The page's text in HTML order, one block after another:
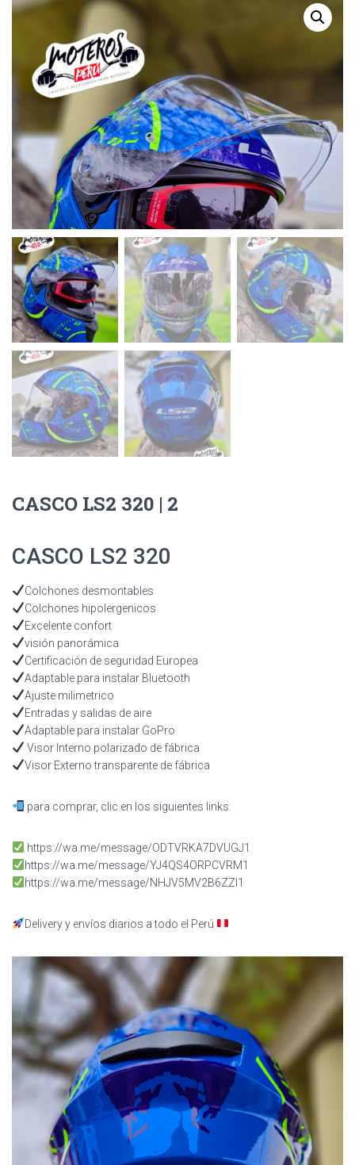
CASCO LS2 320 | 2
CASCO LS2 320
Colchones desmontables
Colchones hipolergenicos
Excelente confort
visión panorámica
Certificación de seguridad Europea
Adaptable para instalar Bluetooth
Ajuste milimetrico
Entradas y salidas de aire
Adaptable para instalar GoPro
Visor Interno polarizado de fábrica
Visor Externo transparente de fábrica
para comprar, clic en los siguientes links:
https://wa.me/message/ODTVRKA7DVUGJ1
https://wa.me/message/YJ4QS4ORPCVRM1
https://wa.me/message/NHJV5MV2B6ZZI1
Delivery y envíos diarios a todo el Perú